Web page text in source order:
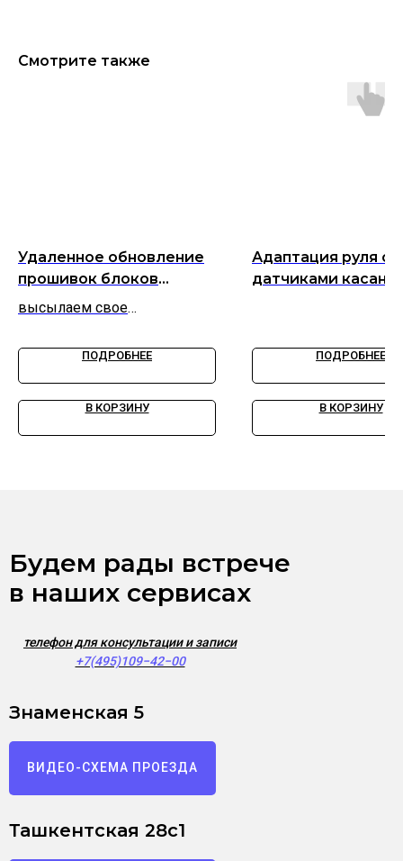
Смотрите также
Удаленное обновление
прошивок блоков
высылаем свое
ПОДРОБНЕЕ
В КОРЗИНУ
Адаптация руля с
датчиками
ПОДРОБНЕЕ
В КОРЗИНУ
Будем рады встрече
в наших сервисах
телефон для консультации и записи
+7(495)109−42−00
Знаменская 5
ВИДЕО-СХЕМА ПРОЕЗДА
Ташкентская 28с1